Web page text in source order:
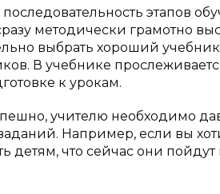
этапов
методически грамотно
выбрать хороший
В учебнике
к урокам.
учителю необходимо
Например, если вы
детям, что сейчас они